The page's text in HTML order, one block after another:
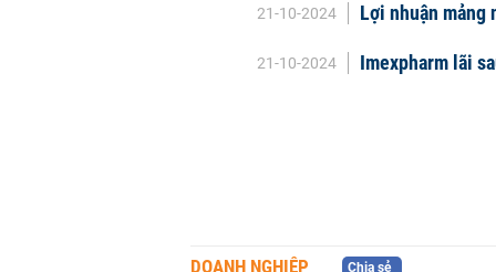
21-10-2024 Lợi nhuận mảng
21-10-2024 Imexpharm lãi
DOANH NGHIỆP Chia sẻ